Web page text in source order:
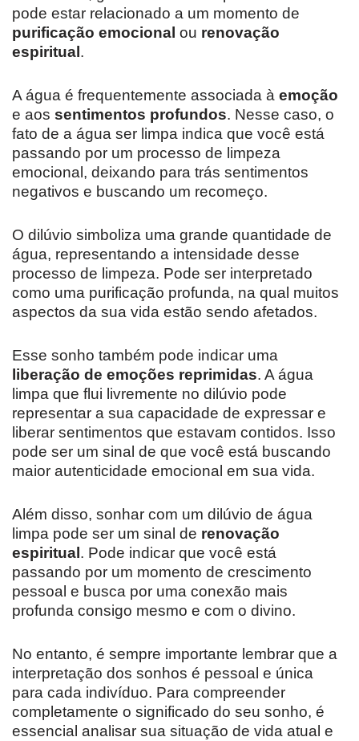
pode estar relacionado a um momento de
purificação emocional ou renovação
espiritual .
A água é frequentemente associada à emoção
e aos sentimentos profundos. Nesse caso, o
fato de a água ser limpa indica que você está
passando por um processo de limpeza
emocional, deixando para trás sentimentos
negativos e buscando um recomeço.
O dilúvio simboliza uma grande quantidade de
água, representando a intensidade desse
processo de limpeza. Pode ser interpretado
como uma purificação profunda, na qual muitos
aspectos da sua vida estão sendo afetados.
Esse sonho também pode indicar uma
liberação de emoções reprimidas. A água
limpa que flui livremente no dilúvio pode
representar a sua capacidade de expressar e
liberar sentimentos que estavam contidos. Isso
pode ser um sinal de que você está buscando
maior autenticidade emocional em sua vida.
Além disso, sonhar com um dilúvio de água
limpa pode ser um sinal de renovação
espiritual . Pode indicar que você está
passando por um momento de crescimento
pessoal e busca por uma conexão mais
profunda consigo mesmo e com o divino.
No entanto, é sempre importante lembrar que a
interpretação dos sonhos é pessoal e única
para cada indivíduo. Para compreender
completamente o significado do seu sonho, é
essencial analisar sua situação de vida atual e